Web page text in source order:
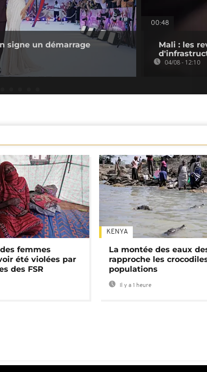
signe un démarrage
00:48
Mali : les
04/08 - 12:10
femmes
été violées par
des FSR
KENYA
La montée des eaux
rapproche les
populations
Il y a 1 heure